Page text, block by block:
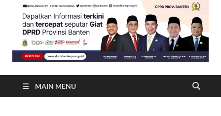
MAIN MENU